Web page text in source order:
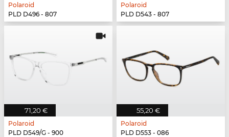
Polaroid
PLD D496 - 807
Polaroid
PLD D543 - 807
71,20 €
Polaroid
PLD D549/G - 900
55,20 €
Polaroid
PLD D553 - 086